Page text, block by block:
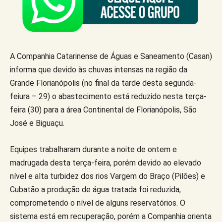
A Companhia Catarinense de Águas e Saneamento (Casan)
informa que devido às chuvas intensas na região da
Grande Florianópolis (no final da tarde desta segunda-
feiura – 29) o abastecimento está reduzido nesta terça-
feira (30) para a área Continental de Florianópolis, São
José e Biguaçu.
Equipes trabalharam durante a noite de ontem e
madrugada desta terça-feira, porém devido ao elevado
nível e alta turbidez dos rios Vargem do Braço (Pilões) e
Cubatão a produção de água tratada foi reduzida,
comprometendo o nível de alguns reservatórios. O
sistema está em recuperação, porém a Companhia orienta